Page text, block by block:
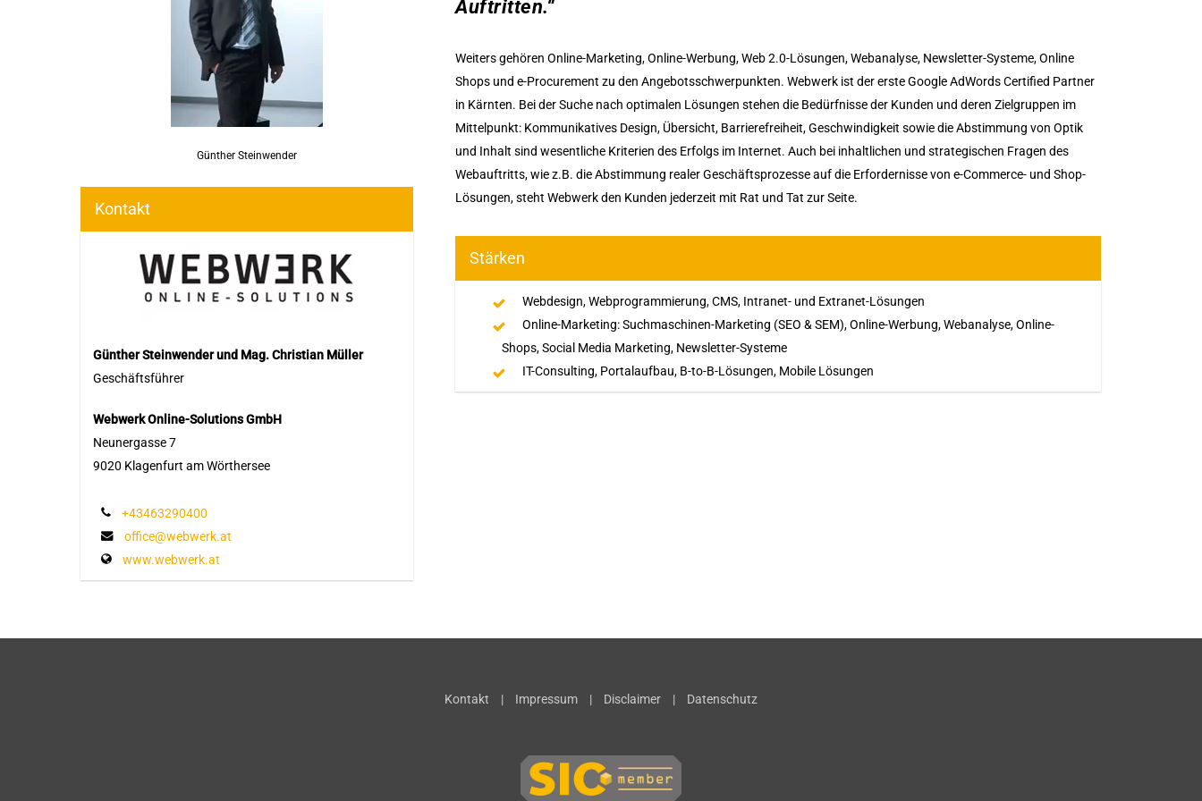
Günther Steinwender
Kontakt
Günther Steinwender und Mag. Christian Müller
Geschäftsführer
Webwerk Online-Solutions GmbH
Neunergasse 7
9020 Klagenfurt am Wörthersee
+43463290400
office@webwerk.at
www.webwerk.at
Auftritten.“
Weiters gehören Online-Marketing, Online-Werbung, Web 2.0-Lösungen, Webanalyse, Newsletter-Systeme, Online
Shops und e-Procurement zu den Angebotsschwerpunkten. Webwerk ist der erste Google AdWords Certified Partner
in Kärnten. Bei der Suche nach optimalen Lösungen stehen die Bedürfnisse der Kunden und deren Zielgruppen im
Mittelpunkt: Kommunikatives Design, Übersicht, Barrierefreiheit, Geschwindigkeit sowie die Abstimmung von Optik
und Inhalt sind wesentliche Kriterien des Erfolgs im Internet. Auch bei inhaltlichen und strategischen Fragen des
Webauftritts, wie z.B. die Abstimmung realer Geschäftsprozesse auf die Erfordernisse von e-Commerce- und Shop-
Lösungen, steht Webwerk den Kunden jederzeit mit Rat und Tat zur Seite.
Stärken
Webdesign, Webprogrammierung, CMS, Intranet- und Extranet-Lösungen
Online-Marketing: Suchmaschinen-Marketing (SEO & SEM), Online-Werbung, Webanalyse, Online-
Shops, Social Media Marketing, Newsletter-Systeme
IT-Consulting, Portalaufbau, B-to-B-Lösungen, Mobile Lösungen
Kontakt | Impressum | Disclaimer | Datenschutz